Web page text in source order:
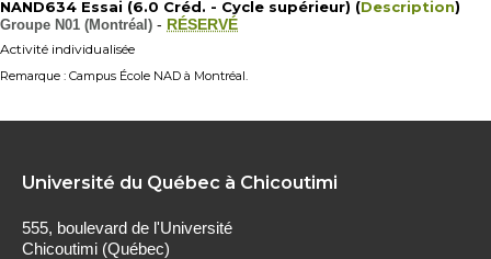
NAND634 Essai (6.0 Créd. - Cycle supérieur) (Description)
Groupe N01 (Montréal) - RÉSERVÉ
Activité individualisée
Remarque : Campus École NAD à Montréal.
Université du Québec à Chicoutimi
555, boulevard de l'Université
Chicoutimi (Québec)